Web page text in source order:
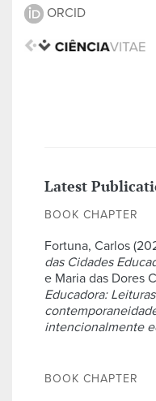
ORCID
Latest
BOOK CHAPTER
Fortuna, Carlos
das Cidades
e Maria das Dores
Educadora:
intencionalmente
BOOK CHAPTER